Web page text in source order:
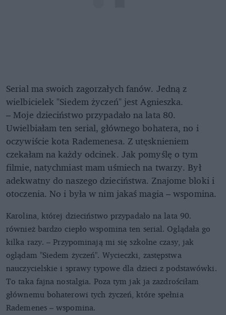
Serial ma swoich zagorzałych fanów. Jedną z
wielbicielek "Siedem życzeń" jest Agnieszka.
– Moje dzieciństwo przypadało na lata 80.
Uwielbiałam ten serial, głównego bohatera, no i
oczywiście kota Rademenesa. Z utęsknieniem
czekałam na każdy odcinek. Jak pomyślę o tym
filmie, natychmiast mam uśmiech na twarzy. Był
adekwatny do naszego dzieciństwa. Znajome bloki i
otoczenia. No i była w nim jakaś magia – wspomina.
Karolina, której dzieciństwo przypadało na lata 90.
również bardzo ciepło wspomina ten serial. Oglądała go
kilka razy. – Przypominają mi się szkolne czasy, jak
oglądam "Siedem życzeń". Wycieczki, zastępstwa
nauczycielskie i sprawy typowe dla dzieci z podstawówki.
To taka fajna nostalgia. Poza tym jak ja zazdrościłam
głównemu bohaterowi tych życzeń, które spełnia
Rademenes – wspomina.